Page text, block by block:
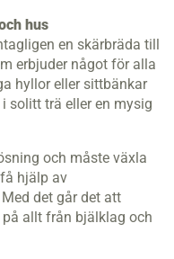
hus
en skärbräda till
erbjuder något för alla
hyllor eller sittbänkar
solitt trä eller en mysig
och måste växla
hjälp av
det går det att
allt från bjälklag och